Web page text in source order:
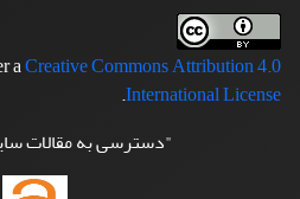
aCreative Commons Attribution 4.0
International License
.
"دسترسی به مقالات